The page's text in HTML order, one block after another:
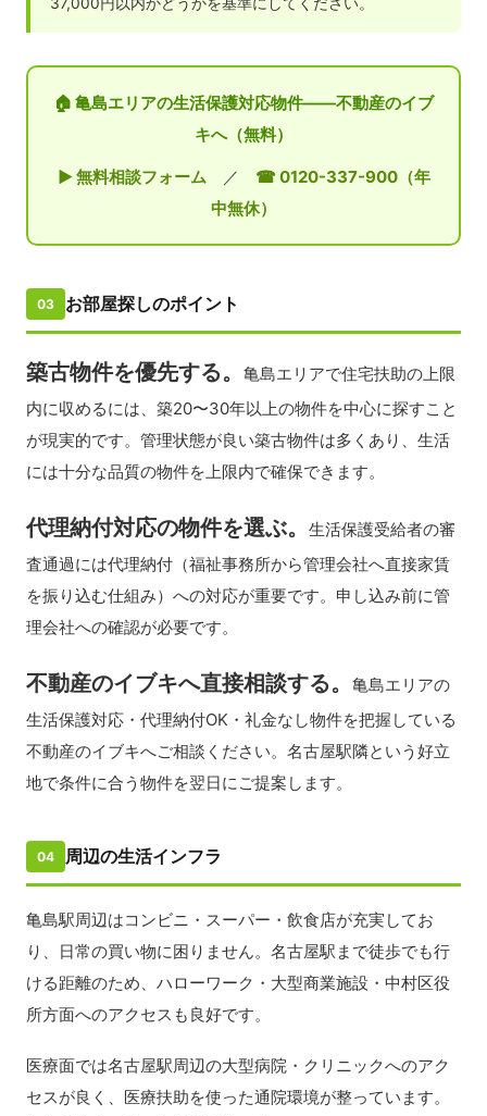
🏠 亀島エリアの生活保護対応物件——不動産のイブ
キへ（無料）
▶ 無料相談フォーム ／ ☎ 0120-337-900（年
中無休）
03 お部屋探しのポイント
築古物件を優先する。亀島エリアで住宅扶助の上限
内に収めるには、築20〜30年以上の物件を中心に探すこと
が現実的です。管理状態が良い築古物件は多くあり、生活
には十分な品質の物件を上限内で確保できます。
代理納付対応の物件を選ぶ。生活保護受給者の審
査通過には代理納付（福祉事務所から管理会社へ直接家賃
を振り込む仕組み）への対応が重要です。申し込み前に管
理会社への確認が必要です。
不動産のイブキへ直接相談する。亀島エリアの
生活保護対応・代理納付OK・礼金なし物件を把握している
不動産のイブキへご相談ください。名古屋駅隣という好立
地で条件に合う物件を翌日にご提案します。
04 周辺の生活インフラ
亀島駅周辺はコンビニ・スーパー・飲食店が充実してお
り、日常の買い物に困りません。名古屋駅まで徒歩でも行
ける距離のため、ハローワーク・大型商業施設・中村区役
所方面へのアクセスも良好です。
医療面では名古屋駅周辺の大型病院・クリニックへのアク
セスが良く、医療扶助を使った通院環境が整っています。